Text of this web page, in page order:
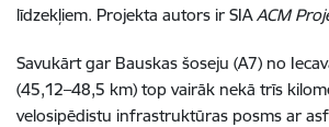
līdzekļiem. Projekta autors ir SIAACM
Savukārt gar Bauskas šoseju (A7) no
(45,12–48,5 km) top vairāk nekā trīs
velosipēdistu infrastruktūras posms ar